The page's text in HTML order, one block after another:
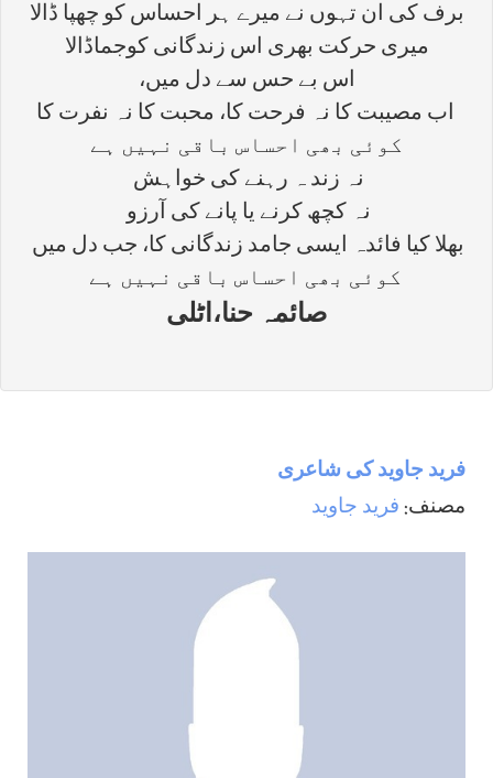
برف کی ان تہوں نے میرے ہر احساس کو چھپا ڈالا
میری حرکت بھری اس زندگانی کوجماڈالا
اس بے حس سے دل میں،
اب مصیبت کا نہ فرحت کا، محبت کا نہ نفرت کا
کوئی بھی احساس باقی نہیں ہے
نہ زند ہ رہنے کی خواہش
نہ کچھ کرنے یا پانے کی آرزو
بھلا کیا فائدہ ایسی جامد زندگانی کا، جب دل میں
کوئی بھی احساس باقی نہیں ہے
صائمہ حنا،اٹلی
فريد جاويد كی شاعری
مصنف: فريد جاويد